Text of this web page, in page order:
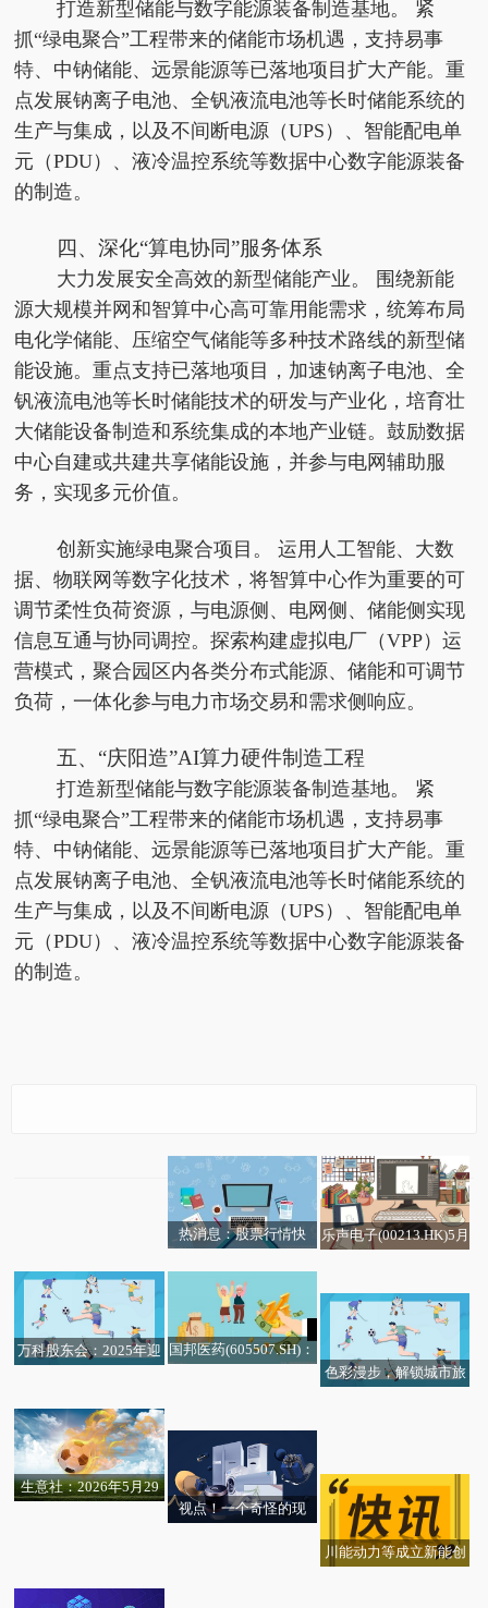
打造新型储能与数字能源装备制造基地。 紧
抓“绿电聚合”工程带来的储能市场机遇，支持易事
特、中钠储能、远景能源等已落地项目扩大产能。重
点发展钠离子电池、全钒液流电池等长时储能系统的
生产与集成，以及不间断电源（UPS）、智能配电单
元（PDU）、液冷温控系统等数据中心数字能源装备
的制造。
四、深化“算电协同”服务体系
大力发展安全高效的新型储能产业。 围绕新能
源大规模并网和智算中心高可靠用能需求，统筹布局
电化学储能、压缩空气储能等多种技术路线的新型储
能设施。重点支持已落地项目，加速钠离子电池、全
钒液流电池等长时储能技术的研发与产业化，培育壮
大储能设备制造和系统集成的本地产业链。鼓励数据
中心自建或共建共享储能设施，并参与电网辅助服
务，实现多元价值。
创新实施绿电聚合项目。 运用人工智能、大数
据、物联网等数字化技术，将智算中心作为重要的可
调节柔性负荷资源，与电源侧、电网侧、储能侧实现
信息互通与协同调控。探索构建虚拟电厂（VPP）运
营模式，聚合园区内各类分布式能源、储能和可调节
负荷，一体化参与电力市场交易和需求侧响应。
五、“庆阳造”AI算力硬件制造工程
打造新型储能与数字能源装备制造基地。 紧
抓“绿电聚合”工程带来的储能市场机遇，支持易事
特、中钠储能、远景能源等已落地项目扩大产能。重
点发展钠离子电池、全钒液流电池等长时储能系统的
生产与集成，以及不间断电源（UPS）、智能配电单
元（PDU）、液冷温控系统等数据中心数字能源装备
的制造。
热消息：股票行情快
5）5月29日主力资金净
卖出2815.61万元
乐声电子(00213.HK)5月
万科股东会：2025年迎
展两大任务
国邦医药(605507.SH)：
色彩漫步，解锁城市旅
生意社：2026年5月29
膜技术也适用于智能穿
戴产品
视点！一个奇怪的现
5.33%，报4.35港元，成
交额327.19万港元|今亮
点
川能动力等成立新能创